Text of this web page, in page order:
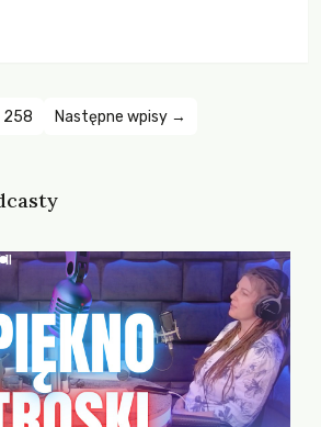
klimatycznych. Wymagać to będzie
258 Następne wpisy →